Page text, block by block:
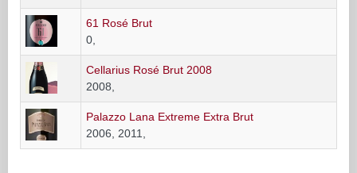
61 Rosé Brut
0,
Cellarius Rosé Brut 2008
2008,
Palazzo Lana Extreme Extra Brut
2006, 2011,